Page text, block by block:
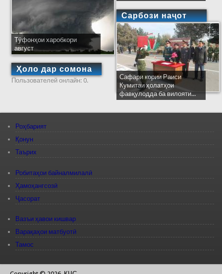
Тӯфонҳои харобкори
август
Ҳоло дар сомона
Пользователей онлайн: 0.
Сарбози наҷот
Сафари кории Раиси
Кумитаи ҳолатҳои
фавқулодда ба вилояти...
Роҳбарият
Қонун
Таърих
Робитаҳои байналмилалӣ
Ҳамоҳангсозӣ
Ҷасорат
Вазъи ҳавои кишвар
Варақаҳои матбуотӣ
Тамос